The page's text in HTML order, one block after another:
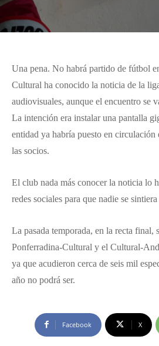
Una pena. No habrá partido de fútbol
Cultural ha conocido la noticia de la
audiovisuales, aunque el encuentro se
La intención era instalar una pantalla
entidad ya habría puesto en circulación
las socios.
El club nada más conocer la noticia lo
redes sociales para que nadie se
La pasada temporada, en la recta final,
Ponferradina-Cultural y el Cultural-
ya que acudieron cerca de seis mil
año no podrá ser.
Facebook X